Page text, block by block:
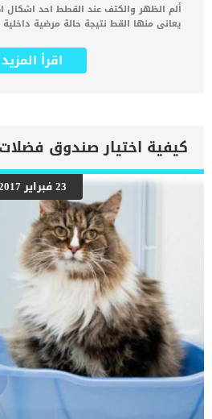
ألم الظهر والكتف عند القطط احد اشكال
يعانى منها القط نتيجة حالة مرضية
الألم بالضبط. كما يواجه الطبيب البيطرى
من الخطوات للحصول على التشخيص الطبى
اصابتها عرضه للتفاقم. الاعراض والعلامات
عند القطط تغيير في الوقوفكما يبدو
قطتك لا تريد أن تدور أو ترفع رأسها
يتجنب أن يلمسك أو يبتعد عنك يرفض
والخدوشالتورمالخمول وعدم التنسيق عدم
قلة الشهية اقرأ ايضا:هل سمعت عن عملية
الاسباب الكامنة خلف ألم كتف وظهر
بالعمود الفقري: إصابات الأنسجة الرخوة
القرص: الأقراص التنكسية إصابة الأقراص
الفقري […]
اقرأ المزيد
23 فبراير 2017